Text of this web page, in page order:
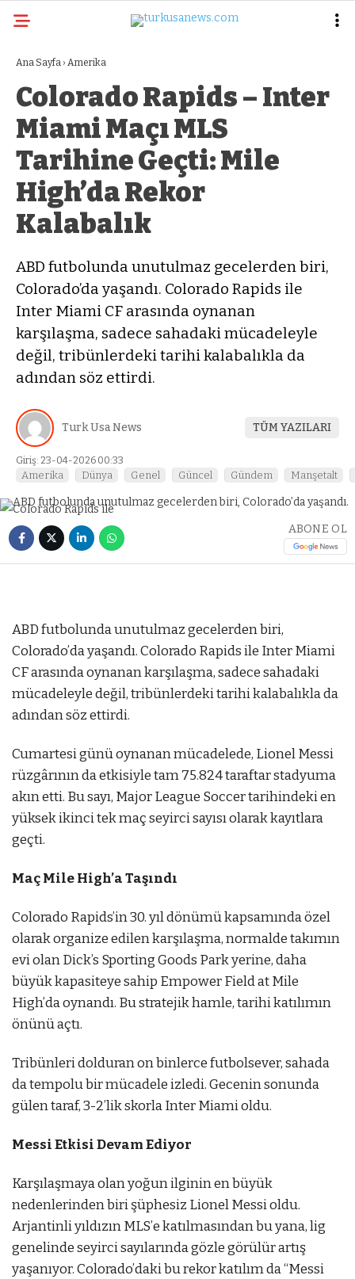
Ana Sayfa › Amerika
Colorado Rapids – Inter
Miami Maçı MLS
Tarihine Geçti: Mile
High’da Rekor
Kalabalık
ABD futbolunda unutulmaz gecelerden biri,
Colorado’da yaşandı. Colorado Rapids ile
Inter Miami CF arasında oynanan
karşılaşma, sadece sahadaki mücadeleyle
değil, tribünlerdeki tarihi kalabalıkla da
adından söz ettirdi.
Turk Usa News TÜM YAZILARI
Giriş: 23-04-2026 00:33
Amerika Dünya Genel Güncel Gündem Manşetalt
ABONE OL
ABD futbolunda unutulmaz gecelerden biri,
Colorado’da yaşandı. Colorado Rapids ile Inter Miami
CF arasında oynanan karşılaşma, sadece sahadaki
mücadeleyle değil, tribünlerdeki tarihi kalabalıkla da
adından söz ettirdi.
Cumartesi günü oynanan mücadelede, Lionel Messi
rüzgârının da etkisiyle tam 75.824 taraftar stadyuma
akın etti. Bu sayı, Major League Soccer tarihindeki en
yüksek ikinci tek maç seyirci sayısı olarak kayıtlara
geçti.
Maç Mile High’a Taşındı
Colorado Rapids’in 30. yıl dönümü kapsamında özel
olarak organize edilen karşılaşma, normalde takımın
evi olan Dick’s Sporting Goods Park yerine, daha
büyük kapasiteye sahip Empower Field at Mile
High’da oynandı. Bu stratejik hamle, tarihi katılımın
önünü açtı.
Tribünleri dolduran on binlerce futbolsever, sahada
da tempolu bir mücadele izledi. Gecenin sonunda
gülen taraf, 3-2’lik skorla Inter Miami oldu.
Messi Etkisi Devam Ediyor
Karşılaşmaya olan yoğun ilginin en büyük
nedenlerinden biri şüphesiz Lionel Messi oldu.
Arjantinli yıldızın MLS’e katılmasından bu yana, lig
genelinde seyirci sayılarında gözle görülür artış
yaşanıyor. Colorado’daki bu rekor katılım da “Messi